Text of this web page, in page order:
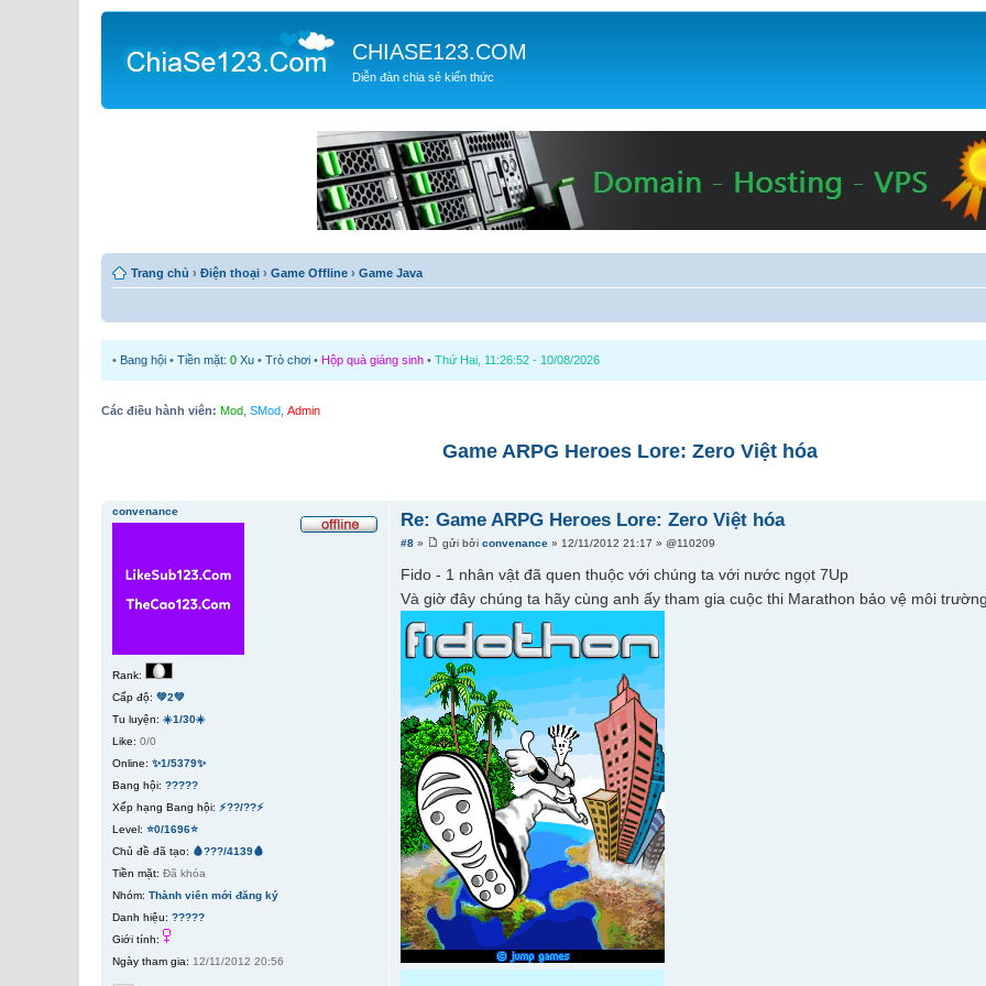
CHIASE123.COM
Diễn đàn chia sẻ kiến thức
Trang chủ › Điện thoại › Game Offline › Game Java
• Bang hội • Tiền mặt: 0 Xu • Trò chơi • Hộp quà giáng sinh • Thứ Hai, 11:26:52 - 10/08/2026
Các điều hành viên: Mod SMod Admin
Game ARPG Heroes Lore: Zero Việt hóa
Re: Game ARPG Heroes Lore: Zero Việt hóa
#8 » gửi bởiconvenance » 12/11/2012 21:17 » @110209
Fido - 1 nhân vật đã quen thuộc với chúng ta với nước ngọt 7Up
Và giờ đây chúng ta hãy cùng anh ấy tham gia cuộc thi Marathon bảo vệ môi
convenance
Rank:
Cấp độ: 💚2💚
Tu luyện: ☀️1/30☀️
Like: 0/0
Online: ✨1/5379✨
Bang hội: ?????
Xếp hạng Bang hội: ⚡??/??⚡
Level: ⭐0/1696⭐
Chủ đề đã tạo: 🩸???/4139🩸
Tiền mặt: Đã khóa
Nhóm: Thành viên mới đăng ký
Danh hiệu: ?????
Giới tính:
Ngày tham gia: 12/11/2012 20:56